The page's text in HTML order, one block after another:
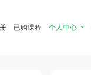
已购课程 个人中心 